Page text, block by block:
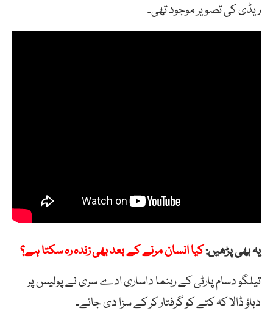
ریڈی کی تصویر موجود تھی۔
یہ بھی پڑھیں:کیا انسان مرنے کے بعد بھی زندہ رہ سکتا ہے؟
تیلگو دسام پارٹی کے رہنما داساری ادے سری نے پولیس پر
دباؤ ڈالا کہ کتے کو گرفتار کر کے سزا دی جائے۔